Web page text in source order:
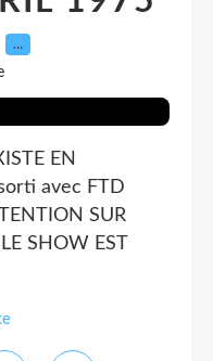
…
EN
avec FTD
SUR
SHOW EST